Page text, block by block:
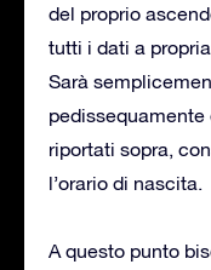
del proprio
tutti i dati a
Sarà
riportati sopra,
l’orario di nascita.
A questo punto